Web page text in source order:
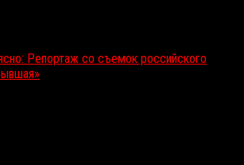
Репортаж со съемок российского